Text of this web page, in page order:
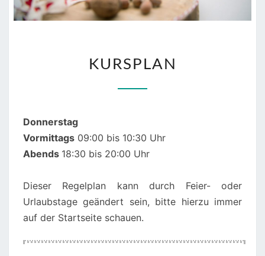
KURSPLAN
Donnerstag
Vormittags 09:00 bis 10:30 Uhr
Abends 18:30 bis 20:00 Uhr
Dieser Regelplan kann durch Feier- oder
Urlaubstage geändert sein, bitte hierzu immer
auf der Startseite schauen.
00:00